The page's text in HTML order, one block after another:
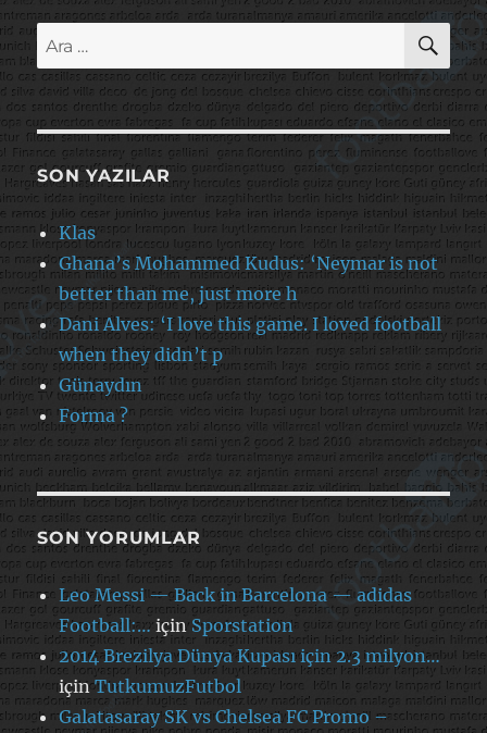
Ara:
SON YAZILAR
Klas
Ghana’s Mohammed Kudus: ‘Neymar is not
better than me, just more h
Dani Alves: ‘I love this game. I loved football
when they didn’t p
Günaydın
Forma ?
SON YORUMLAR
Leo Messi — Back in Barcelona — adidas
Football:… içinSporstation
2014 Brezilya Dünya Kupası için 2.3 milyon…
içinTutkumuzFutbol
Galatasaray SK vs Chelsea FC Promo –